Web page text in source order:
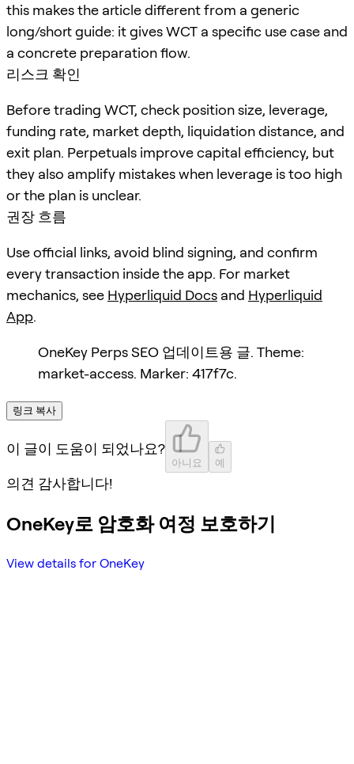
this makes the article different from a generic
long/short guide: it gives WCT a specific use case and
a concrete preparation flow.
리스크 확인
Before trading WCT, check position size, leverage,
funding rate, market depth, liquidation distance, and
exit plan. Perpetuals improve capital efficiency, but
they also amplify mistakes when leverage is too high
or the plan is unclear.
권장 흐름
Use official links, avoid blind signing, and confirm
every transaction inside the app. For market
mechanics, see Hyperliquid Docs and Hyperliquid
App.
OneKey Perps SEO 업데이트용 글. Theme:
market-access. Marker: 417f7c.
링크 복사
이 글이 도움이 되었나요?
아니요 예
의견 감사합니다!
OneKey로 암호화 여정 보호하기
View details for OneKey